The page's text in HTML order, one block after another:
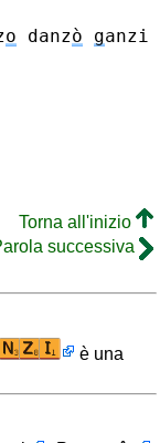
o danzò ganzi
Torna all'inizio
successiva
è una